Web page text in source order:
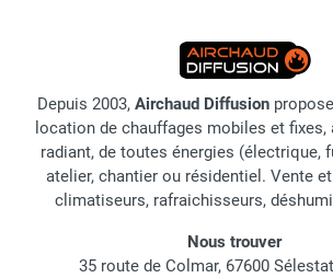
Depuis 2003, Airchaud Diffusion
location de chauffages mobiles et fixes,
radiant, de toutes énergies (électrique,
atelier, chantier ou résidentiel. Vente
climatiseurs, rafraichisseurs,
Nous trouver
35 route de Colmar, 67600